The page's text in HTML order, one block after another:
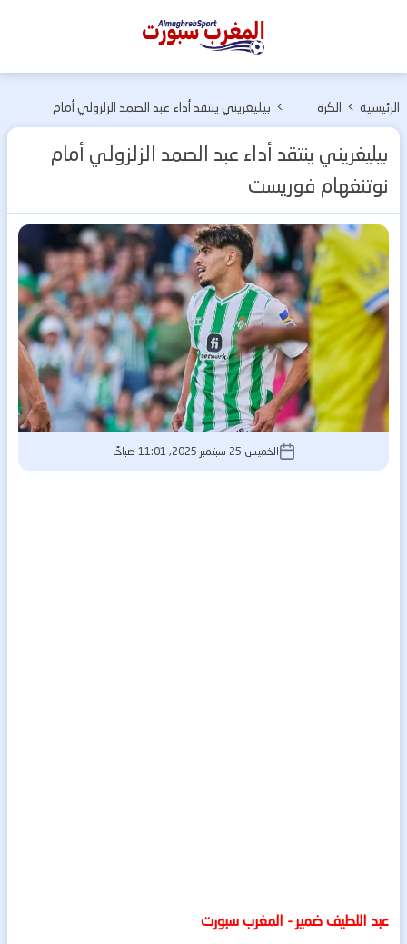
المغرب
الرئيسية > الكرة
> بيليغريني ينتقد أداء عبد الصمد الزلزولي أمام
نوتنغهام فوريست
بيليغريني ينتقد أداء عبد الصمد الزلزولي أمام
نوتنغهام فوريست
الخميس 25 سبتمبر 2025, 11:01 صباحًا
عبد اللطيف ضمير - المغرب سبورت